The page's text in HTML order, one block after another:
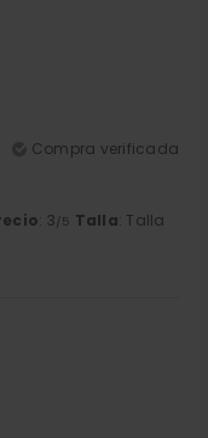
Compra verificada
: 3/5 Talla: Talla